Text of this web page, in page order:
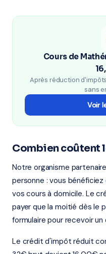
Cours de
Après réduction
sans
Voir
Combien coûtent
Notre organisme
personne : vous
vos cours à domicile. Le
payer que la moitié dès le
formulaire pour recevoir
Le crédit d'impôt réduit